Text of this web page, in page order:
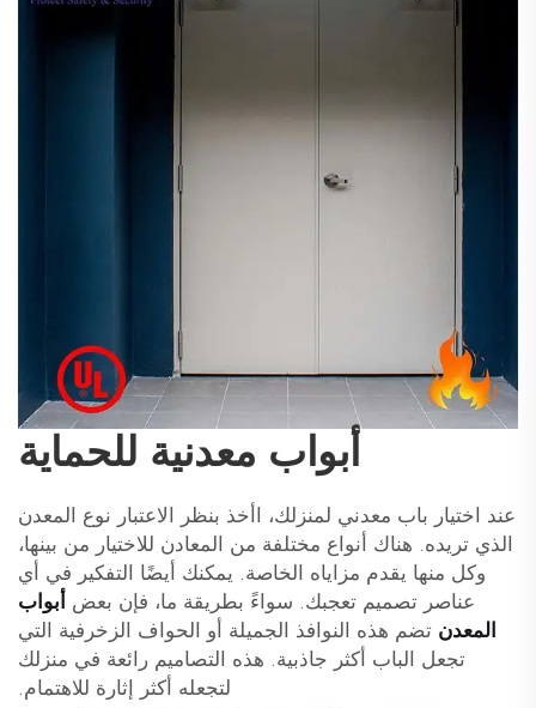
أبواب معدنية للحماية
عند اختيار باب معدني لمنزلك، اأخذ بنظر الاعتبار نوع المعدن
الذي تريده. هناك أنواع مختلفة من المعادن للاختيار من بينها،
وكل منها يقدم مزاياه الخاصة. يمكنك أيضًا التفكير في أي
عناصر تصميم تعجبك. سواءً بطريقة ما، فإن بعض أبواب
المعدن تضم هذه النوافذ الجميلة أو الحواف الزخرفية التي
تجعل الباب أكثر جاذبية. هذه التصاميم رائعة في منزلك
لتجعله أكثر إثارة للاهتمام.